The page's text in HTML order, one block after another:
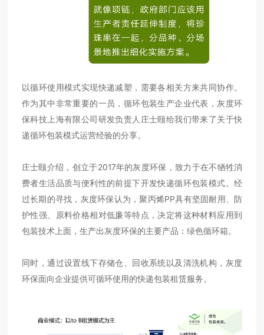
以循环使用模式实现快递减塑，需要各相关方来共同协作。
作为其中非常重要的一员，循环包装生产企业代表，灰度环
保科技上海有限公司研发负责人庄士颐给我们带来了关于快
递循环包装模式运营经验的分享。
庄士颐介绍，创立于2017年的灰度环保，致力于在不牺牲消
费者生活品质与便利性的前提下开发快递循环包装模式。经
过长期的寻找，灰度环保认为，聚丙烯PP具有坚固耐用、防
护性强、原料价格相对低廉等特点，决定将这种材料应用到
包装技术上面，生产出灰度环保的主要产品：绿色循环箱。
同时，通过设置线下存储仓、回收系统以及清洗机构，灰度
环保面向企业提供可循环使用的快递包装租赁服务。